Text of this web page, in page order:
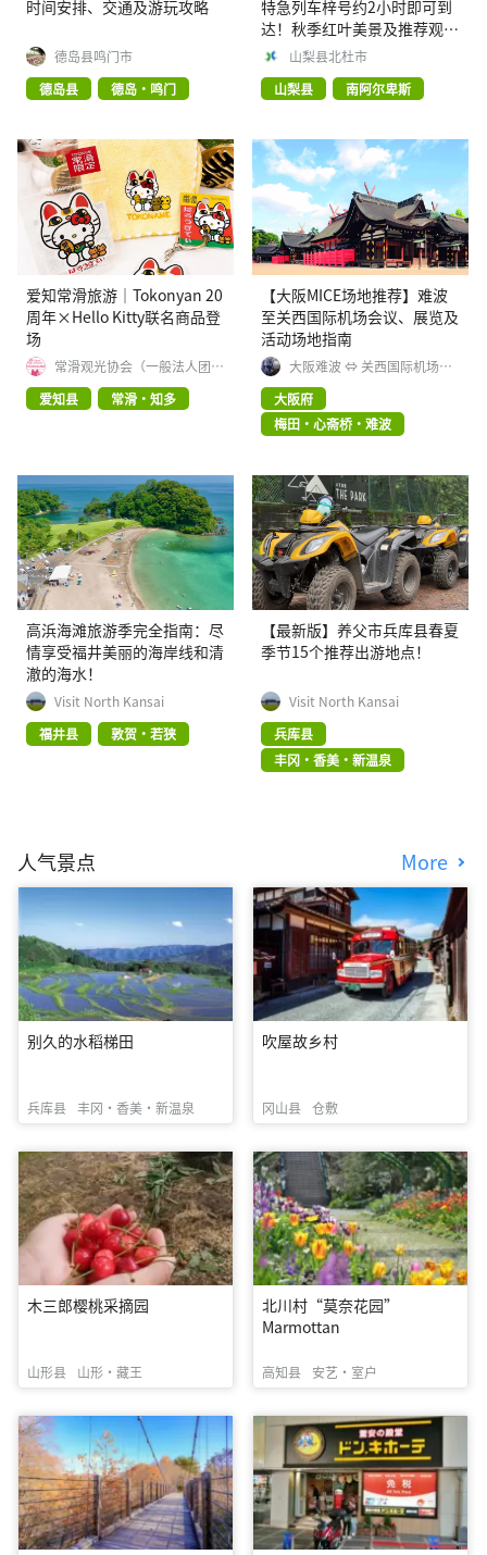
时间安排、交通及游玩攻略
德岛县鸣门市
德岛县
德岛・鸣门
特急列车梓号约2小时即可到
达！秋季红叶美景及推荐观光
景点。山梨县北杜市
山梨县
南阿尔卑斯
爱知常滑旅游｜Tokonyan 20
周年×Hello Kitty联名商品登
场
常滑观光协会（一般法人团
体）
爱知县
常滑・知多
【大阪MICE场地推荐】难波
至关西国际机场会议、展览及
活动场地指南
大阪难波 ⇔ 关西国际机场
MICE 指南
大阪府
梅田・心斋桥・难波
高浜海滩旅游季完全指南：尽
情享受福井美丽的海岸线和清
澈的海水！
Visit North Kansai
福井县
敦贺・若狭
【最新版】养父市兵库县春夏
季节15个推荐出游地点！
Visit North Kansai
兵库县
丰冈・香美・新温泉
人气景点 More
别久的水稻梯田
兵库县 丰冈・香美・新温泉
吹屋故乡村
冈山县 仓敷
木三郎樱桃采摘园
山形县 山形・藏王
北川村“莫奈花园”
Marmottan
高知县 安艺・室户